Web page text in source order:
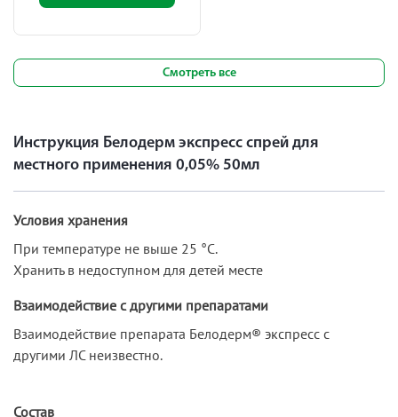
Смотреть все
Инструкция Белодерм экспресс спрей для
местного применения 0,05% 50мл
Условия хранения
При температуре не выше 25 °C.
Хранить в недоступном для детей месте
Взаимодействие с другими препаратами
Взаимодействие препарата Белодерм® экспресс с
другими ЛС неизвестно.
Состав